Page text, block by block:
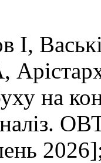
І,
на